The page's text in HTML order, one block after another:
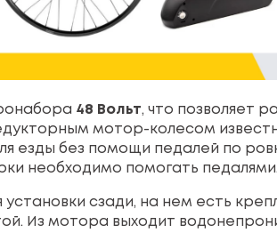
48 Вольт, что позволяет
мотор-колесом
езды без помощи педалей по
необходимо помогать педалями.
сзади, на нем есть
Из мотора выходит